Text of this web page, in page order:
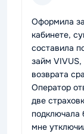
Оформила
кабинете,
составила
займ
возврата
Оператор
две
подключала
мне